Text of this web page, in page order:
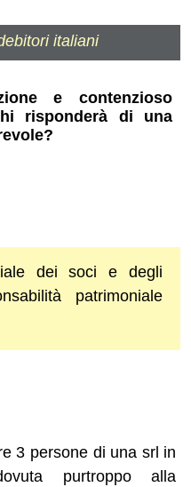
italiani
e contenzioso
risponderà di una
dei soci e degli
patrimoniale
3 persone di una srl in
purtroppo alla